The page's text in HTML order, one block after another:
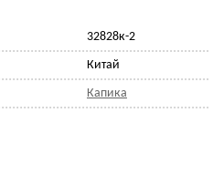
32828к-2
Китай
Капика